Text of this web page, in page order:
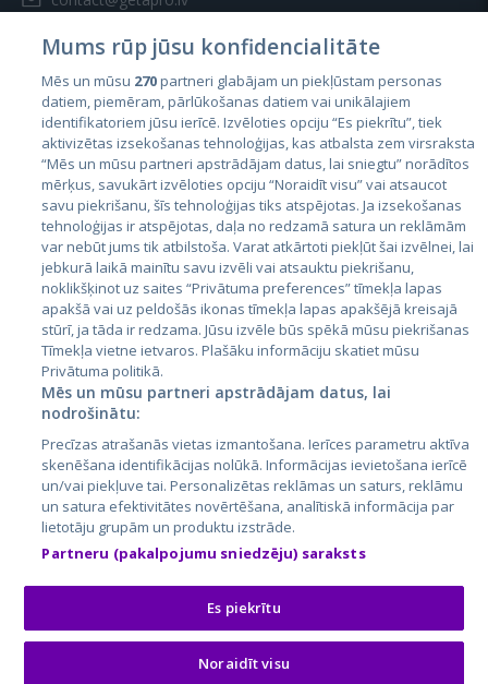
Страны
Эстония
Латвия
Литва
City24.lv
City24.ee
GetaPro.lv
GetaPro.ee
Skelbiu.lt
Autoplius.lt
Aruodas.lt
CVbankas.lt
Kainos.lt
Paslaugos.lt
auto24.ee
Osta.ee
KuldneBörs.ee
Mums rūp jūsu konfidencialitāte
Mēs un mūsu 270partneri glabājam un piekļūstam personas
datiem, piemēram, pārlūkošanas datiem vai unikālajiem
identifikatoriem jūsu ierīcē. Izvēloties opciju “Es piekrītu”, tiek
aktivizētas izsekošanas tehnoloģijas, kas atbalsta zem virsraksta
“Mēs un mūsu partneri apstrādājam datus, lai sniegtu” norādītos
mērķus, savukārt izvēloties opciju “Noraidīt visu” vai atsaucot
savu piekrišanu, šīs tehnoloģijas tiks atspējotas. Ja izsekošanas
tehnoloģijas ir atspējotas, daļa no redzamā satura un reklāmām
var nebūt jums tik atbilstoša. Varat atkārtoti piekļūt šai izvēlnei, lai
jebkurā laikā mainītu savu izvēli vai atsauktu piekrišanu,
noklikšķinot uz saites “Privātuma preferences” tīmekļa lapas
apakšā vai uz peldošās ikonas tīmekļa lapas apakšējā kreisajā
stūrī, ja tāda ir redzama. Jūsu izvēle būs spēkā mūsu piekrišanas
Tīmekļa vietne ietvaros. Plašāku informāciju skatiet mūsu
Privātuma politikā.
Mēs un mūsu partneri apstrādājam datus, lai
nodrošinātu:
Precīzas atrašanās vietas izmantošana. Ierīces parametru aktīva
skenēšana identifikācijas nolūkā. Informācijas ievietošana ierīcē
un/vai piekļuve tai. Personalizētas reklāmas un saturs, reklāmu
un satura efektivitātes novērtēšana, analītiskā informācija par
lietotāju grupām un produktu izstrāde.
Partneru (pakalpojumu sniedzēju) saraksts
Es piekrītu
Noraidīt visu